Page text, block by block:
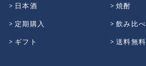
日本酒
焼酎
定期購入
飲み比べ
ギフト
送料無料